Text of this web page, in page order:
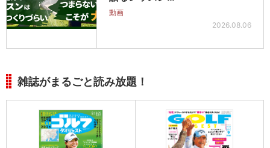
動画
2026.08.06
雑誌がまるごと読み放題！